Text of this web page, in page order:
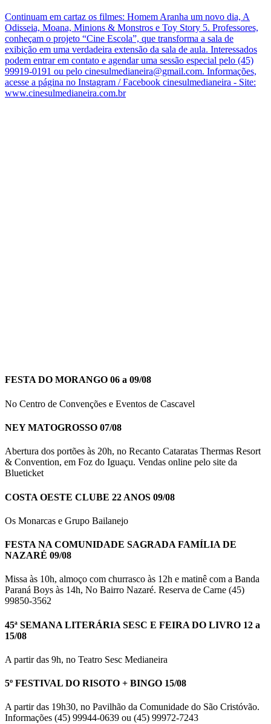
Continuam em cartaz os filmes: Homem Aranha um novo dia, A
Odisseia, Moana, Minions & Monstros e Toy Story 5. Professores,
conheçam o projeto “Cine Escola”, que transforma a sala de
exibição em uma verdadeira extensão da sala de aula. Interessados
podem entrar em contato e agendar uma sessão especial pelo (45)
99919-0191 ou pelo cinesulmedianeira@gmail.com. Informações,
acesse a página no Instagram / Facebook cinesulmedianeira - Site:
www.cinesulmedianeira.com.br
FESTA DO MORANGO 06 a 09/08
No Centro de Convenções e Eventos de Cascavel
NEY MATOGROSSO 07/08
Abertura dos portões às 20h, no Recanto Cataratas Thermas Resort
& Convention, em Foz do Iguaçu. Vendas online pelo site da
Blueticket
COSTA OESTE CLUBE 22 ANOS 09/08
Os Monarcas e Grupo Bailanejo
FESTA NA COMUNIDADE SAGRADA FAMÍLIA DE
NAZARÉ 09/08
Missa às 10h, almoço com churrasco às 12h e matinê com a Banda
Paraná Boys às 14h, No Bairro Nazaré. Reserva de Carne (45)
99850-3562
45ª SEMANA LITERÁRIA SESC E FEIRA DO LIVRO 12 a
15/08
A partir das 9h, no Teatro Sesc Medianeira
5º FESTIVAL DO RISOTO + BINGO 15/08
A partir das 19h30, no Pavilhão da Comunidade do São Cristóvão.
Informações (45) 99944-0639 ou (45) 99972-7243